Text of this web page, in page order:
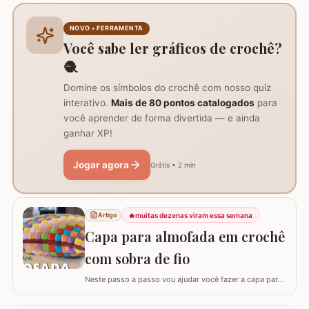
crie uma peça volumosa e encantadora, perfeita para
trilhos de mesa, aplicações em tapetes ou…
NOVO • FERRAMENTA
Você sabe ler gráficos de crochê?
🧶
Domine os símbolos do crochê com nosso quiz
interativo. Mais de 80 pontos catalogados para
você aprender de forma divertida — e ainda
ganhar XP!
Jogar agora Grátis • 2 min
Artigo 🔥muitas dezenas viram essa semana
Capa para almofada em crochê
com sobra de fio
Neste passo a passo vou ajudar você fazer a capa para
passo a passo do tapete, mas desta vez vou mostrar